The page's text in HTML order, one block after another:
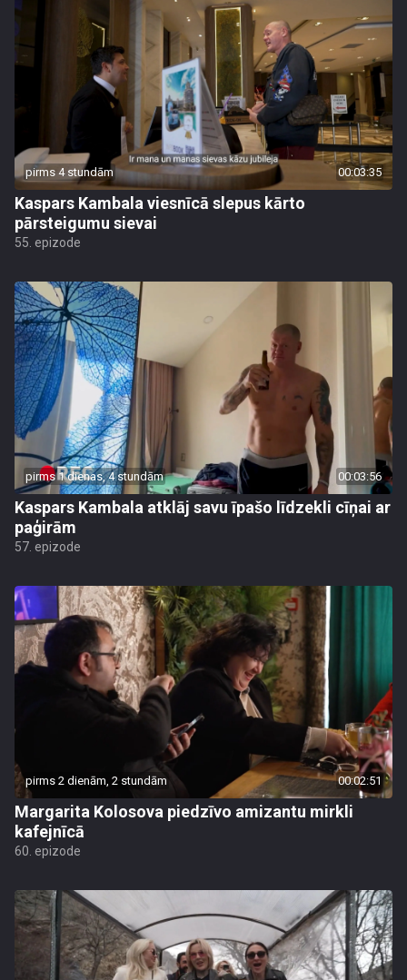
pirms 4 stundām 00:03:35
Kaspars Kambala viesnīcā slepus kārto
pārsteigumu sievai
55. epizode
pirms 1 dienas, 4 stundām 00:03:56
Kaspars Kambala atklāj savu īpašo līdzekli cīņai ar
paģirām
57. epizode
pirms 2 dienām, 2 stundām 00:02:51
Margarita Kolosova piedzīvo amizantu mirkli
kafejnīcā
60. epizode